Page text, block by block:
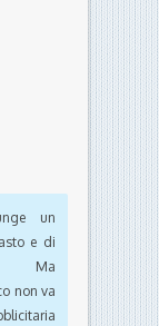
un
e di
Ma
non va